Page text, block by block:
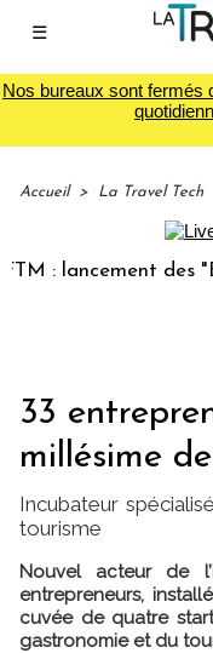
☰
Nos bureaux sont fermés
Accueil > La Travel Tech
des
33
millésime
Incubateur
tourisme
Nouvel acteur de
entrepreneurs,
cuvée de quatre
gastronomie et du